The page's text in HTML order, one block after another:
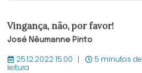
Vingança, não, por favor!
José Nêumanne Pinto
25.12.2022 15:00 5 minutos de
leitura